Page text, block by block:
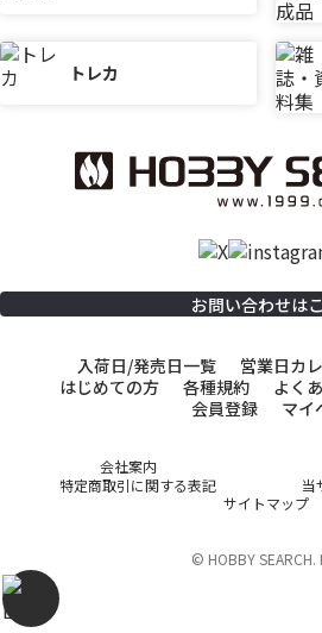
トレカ
お問い合わせは
入荷日/発売日一覧 営業日カ
はじめての方
各種規約 よく
会員登録
マイ
会社案内
特定商取引に関する表記
当
サイトマップ
© HOBBY SEARCH.